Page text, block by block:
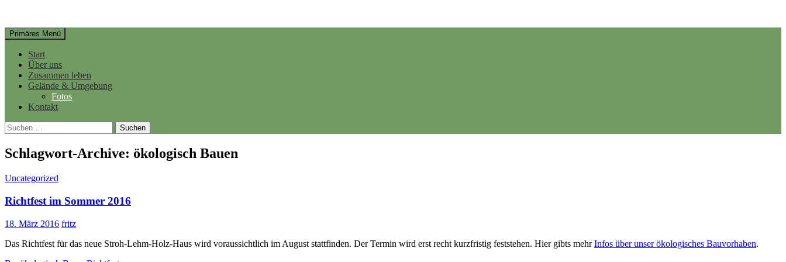
Suchen
Primäres Menü
zum
Start
Über uns
Zusammen leben
Gelände & Umgebung
Fotos
Kontakt
Suchen
nach:
Schlagwort-Archive: ökologisch Bauen
Uncategorized
Richtfest im Sommer 2016
18. März 2016 fritz
Das Richtfest für das neue Stroh-Lehm-Holz-Haus wird voraussichtlich im August stattfinden. Der Termin wird erst recht kurzfristig feststehen. Hier gibts mehrInfos über unser ökologisches Bauvorhaben.